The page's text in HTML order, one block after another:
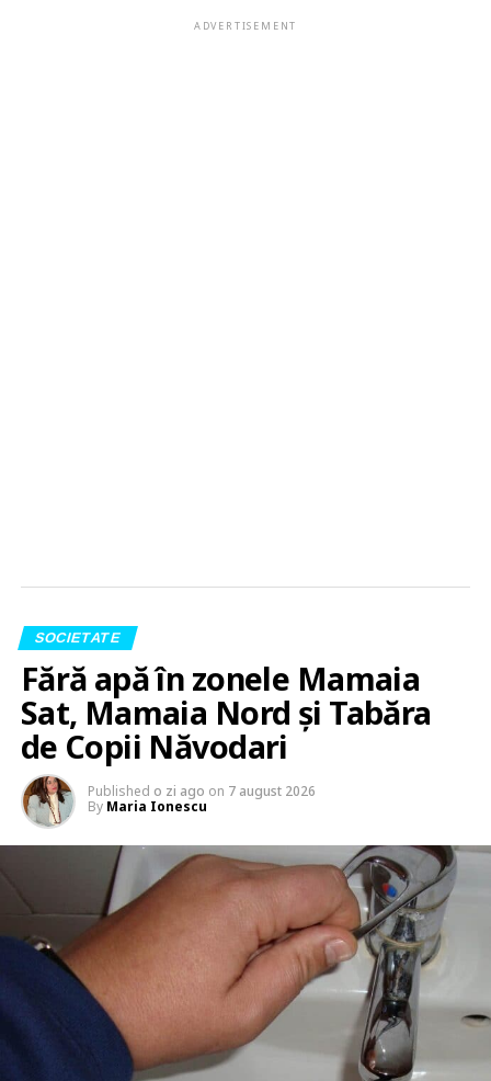
ADVERTISEMENT
SOCIETATE
Fără apă în zonele Mamaia
Sat, Mamaia Nord și Tabăra
de Copii Năvodari
Published o zi ago on 7 august 2026
By Maria Ionescu